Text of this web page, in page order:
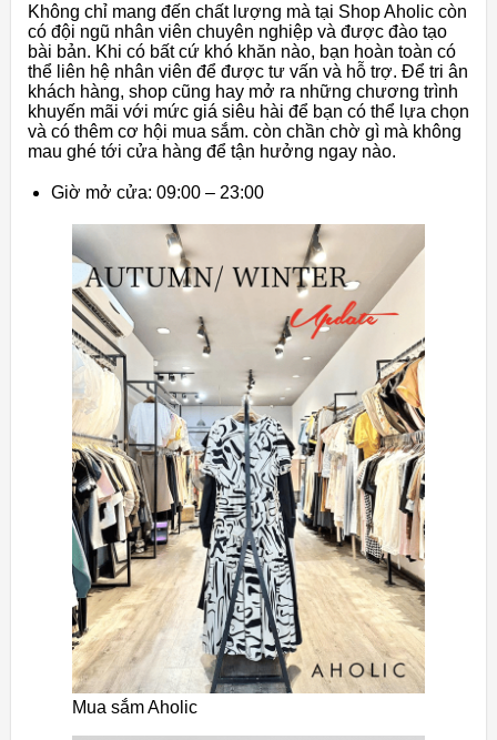
Không chỉ mang đến chất lượng mà tại Shop Aholic còn
có đội ngũ nhân viên chuyên nghiệp và được đào tạo
bài bản. Khi có bất cứ khó khăn nào, bạn hoàn toàn có
thể liên hệ nhân viên để được tư vấn và hỗ trợ. Để tri ân
khách hàng, shop cũng hay mở ra những chương trình
khuyến mãi với mức giá siêu hài để bạn có thể lựa chọn
và có thêm cơ hội mua sắm. còn chần chờ gì mà không
mau ghé tới cửa hàng để tận hưởng ngay nào.
Giờ mở cửa: 09:00 – 23:00
Mua sắm Aholic